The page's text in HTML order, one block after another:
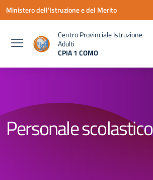
Vai ai contenuti
Vai al menu di navigazione
Vai al footer
Ministero dell'Istruzione e del Merito
Centro Provinciale Istruzione
Adulti
CPIA 1 COMO
Personale scolastico